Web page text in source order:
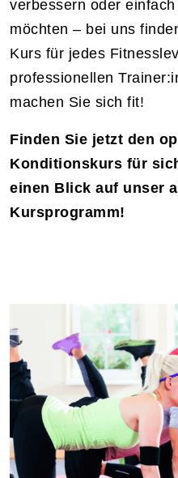
verbessern oder
möchten – bei uns
Kurs für jedes
professionellen
machen Sie sich fit!
Finden Sie jetzt den
Konditionskurs für
einen Blick auf unser
Kursprogramm!